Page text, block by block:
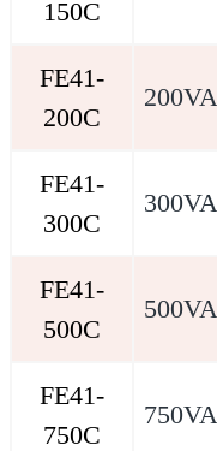
150C
FE41-
200C
200VA
FE41-
300C
300VA
FE41-
500C
500VA
FE41-
750C
750VA